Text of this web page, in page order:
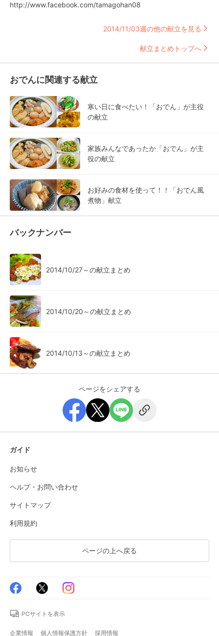
http://www.facebook.com/tamagohan08
2014/11/03週の他の献立を見る
献立まとめトップへ
おでんに関連する献立
寒い日に食べたい！「おでん」が主役
の献立
家族みんなであったか「おでん」が主
役の献立
お好みの食材を使って！！「おでん風
煮物」献立
バックナンバー
2014/10/27～の献立まとめ
2014/10/20～の献立まとめ
2014/10/13～の献立まとめ
ページをシェアする
ガイド
お知らせ
ヘルプ・お問い合わせ
サイトマップ
利用規約
ページの上へ戻る
PCサイトを表示
企業情報 個人情報保護方針 採用情報